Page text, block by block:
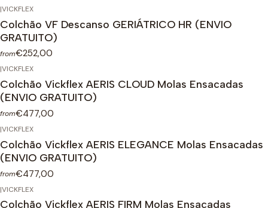
|VICKFLEX
Colchão VF Descanso GERIÁTRICO HR (ENVIO
GRATUITO)
from€252,00
|VICKFLEX
Colchão Vickflex AERIS CLOUD Molas Ensacadas
(ENVIO GRATUITO)
from€477,00
|VICKFLEX
Colchão Vickflex AERIS ELEGANCE Molas Ensacadas
(ENVIO GRATUITO)
from€477,00
|VICKFLEX
Colchão Vickflex AERIS FIRM Molas Ensacadas